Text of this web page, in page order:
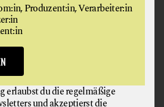
Rezepte: Alice Zaslavsky
„SALADS EVERY
Produzent:in, Verarbeiter:in
erlaubst du die regelmäßige
und akzeptierst die